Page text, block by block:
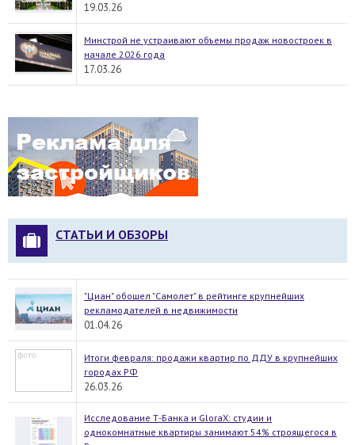
19.03.26
Минстрой не устраивают объемы продаж новостроек в
начале 2026 года
17.03.26
СТАТЬИ И ОБЗОРЫ
"Циан" обошел "Самолет" в рейтинге крупнейших
рекламодателей в недвижимости
01.04.26
Итоги февраля: продажи квартир по ДДУ в крупнейших
городах РФ
26.03.26
Исследование Т-Банка и GloraX: студии и
однокомнатные квартиры занимают 54% строящегося в